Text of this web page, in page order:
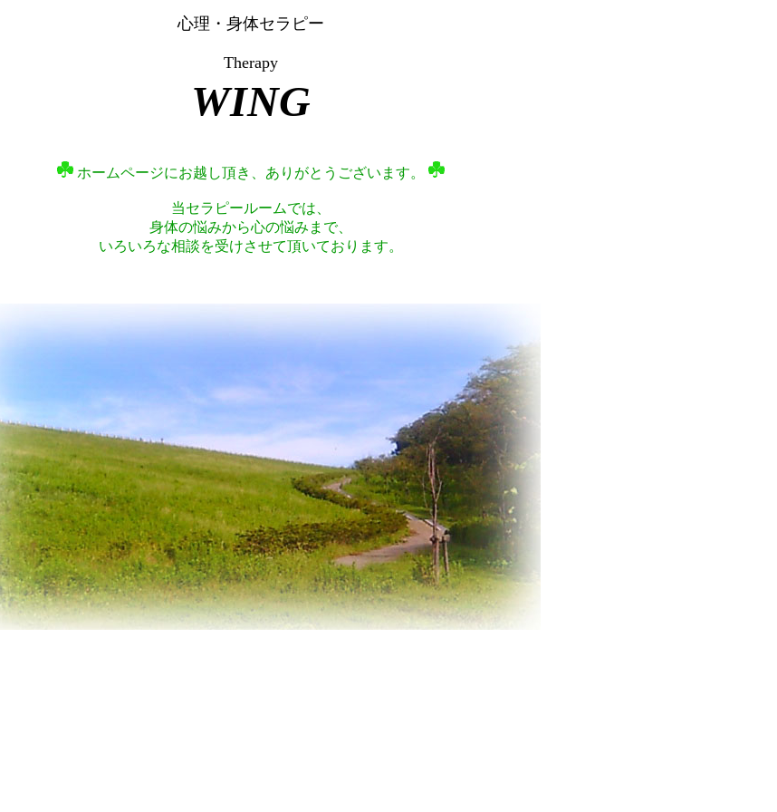
心理・身体セラピー
Therapy
WING
ホームページにお越し頂き、ありがとうございます。
当セラピールームでは、
身体の悩みから心の悩みまで、
いろいろな相談を受けさせて頂いております。